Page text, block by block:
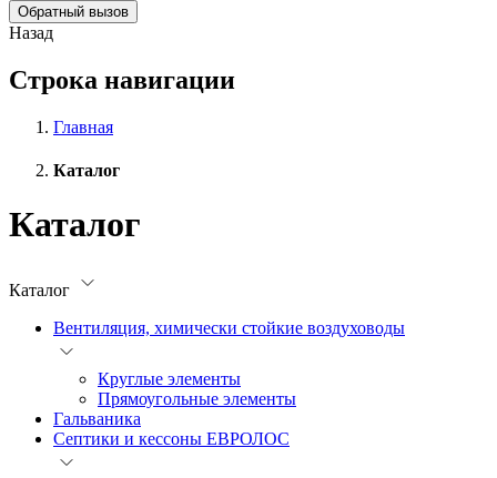
Обратный вызов
Назад
Строка навигации
Главная
Каталог
Каталог
Каталог
Вентиляция, химически стойкие воздуховоды
Круглые элементы
Прямоугольные элементы
Гальваника
Септики и кессоны ЕВРОЛОС